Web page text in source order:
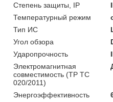
Степень защиты, IP
Температурный режим
Тип ИС
Угол обзора
Ударопрочность
Электромагнитная
совместимость (ТР ТС
020/2011)
Энергоэффективность